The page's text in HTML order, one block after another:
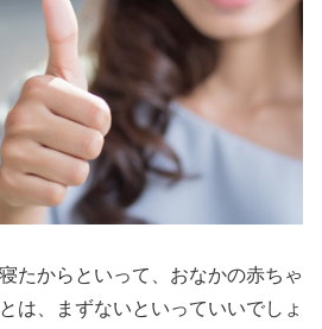
たからといって、おなかの赤ちゃ
は、まずないといっていいでしょ